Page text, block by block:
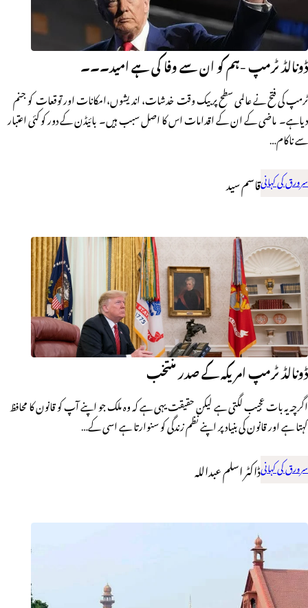
ڈونالڈ ٹرمپ -ہم کو ان سے وفا کی ہے امید۔۔۔
ٹرمپ کی فتح نے عالمی سطح پر بیک وقت خدشات، اندیشوں،امکانات اور توقعات کو جنم
دیاہے۔ ـ ماضی کے ان کے اقدامات اس کا اصل سبب ہیں۔ـ بائیڈن کے دور کو کئی اعتبار
سے ناکام…
سرورق کی کہانیقاسم سید
ڈونالڈ ٹرمپ امریکہ کے صدر منتخب
‏‎اگرچہ یہ بات عجیب لگتی ہے لیکن حقیقت یہی ہے کہ وہ ملک جو اپنے آپ کو قانون کا محافظ
کہتا ہے اور قانون کی بنیاد پر اپنے نظم زندگی کو سنوارتا ہے اسی کے…
سرورق کی کہانیڈاکٹر اسلم عبداللہ